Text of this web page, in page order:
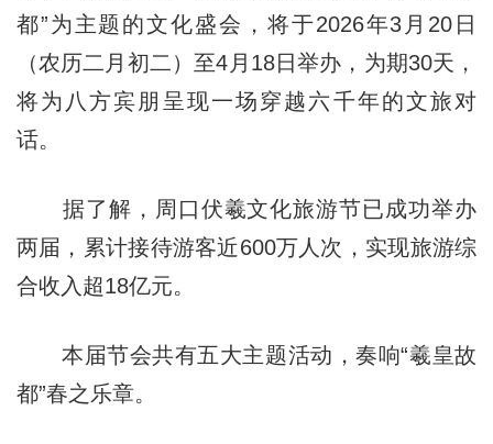
都”为主题的文化盛会，将于2026年3月20日
（农历二月初二）至4月18日举办，为期30天，
将为八方宾朋呈现一场穿越六千年的文旅对
话。
据了解，周口伏羲文化旅游节已成功举办
两届，累计接待游客近600万人次，实现旅游综
合收入超18亿元。
本届节会共有五大主题活动，奏响“羲皇故
都”春之乐章。